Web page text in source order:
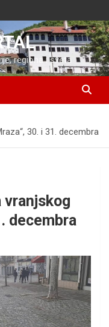
regiona i sveta
30. i 31. decembra
vranjskog
decembra